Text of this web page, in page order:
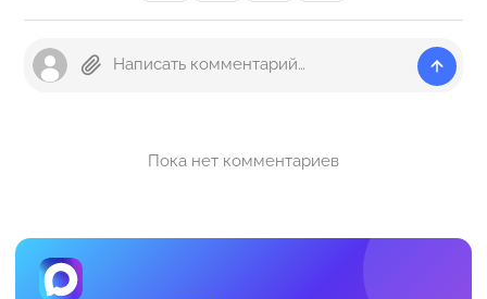
Пока нет комментариев